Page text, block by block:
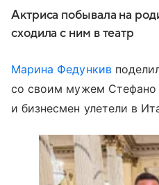
Актриса побывала на
сходила с ним в театр
Марина Федункив
со своим мужем
и бизнесмен улетели в